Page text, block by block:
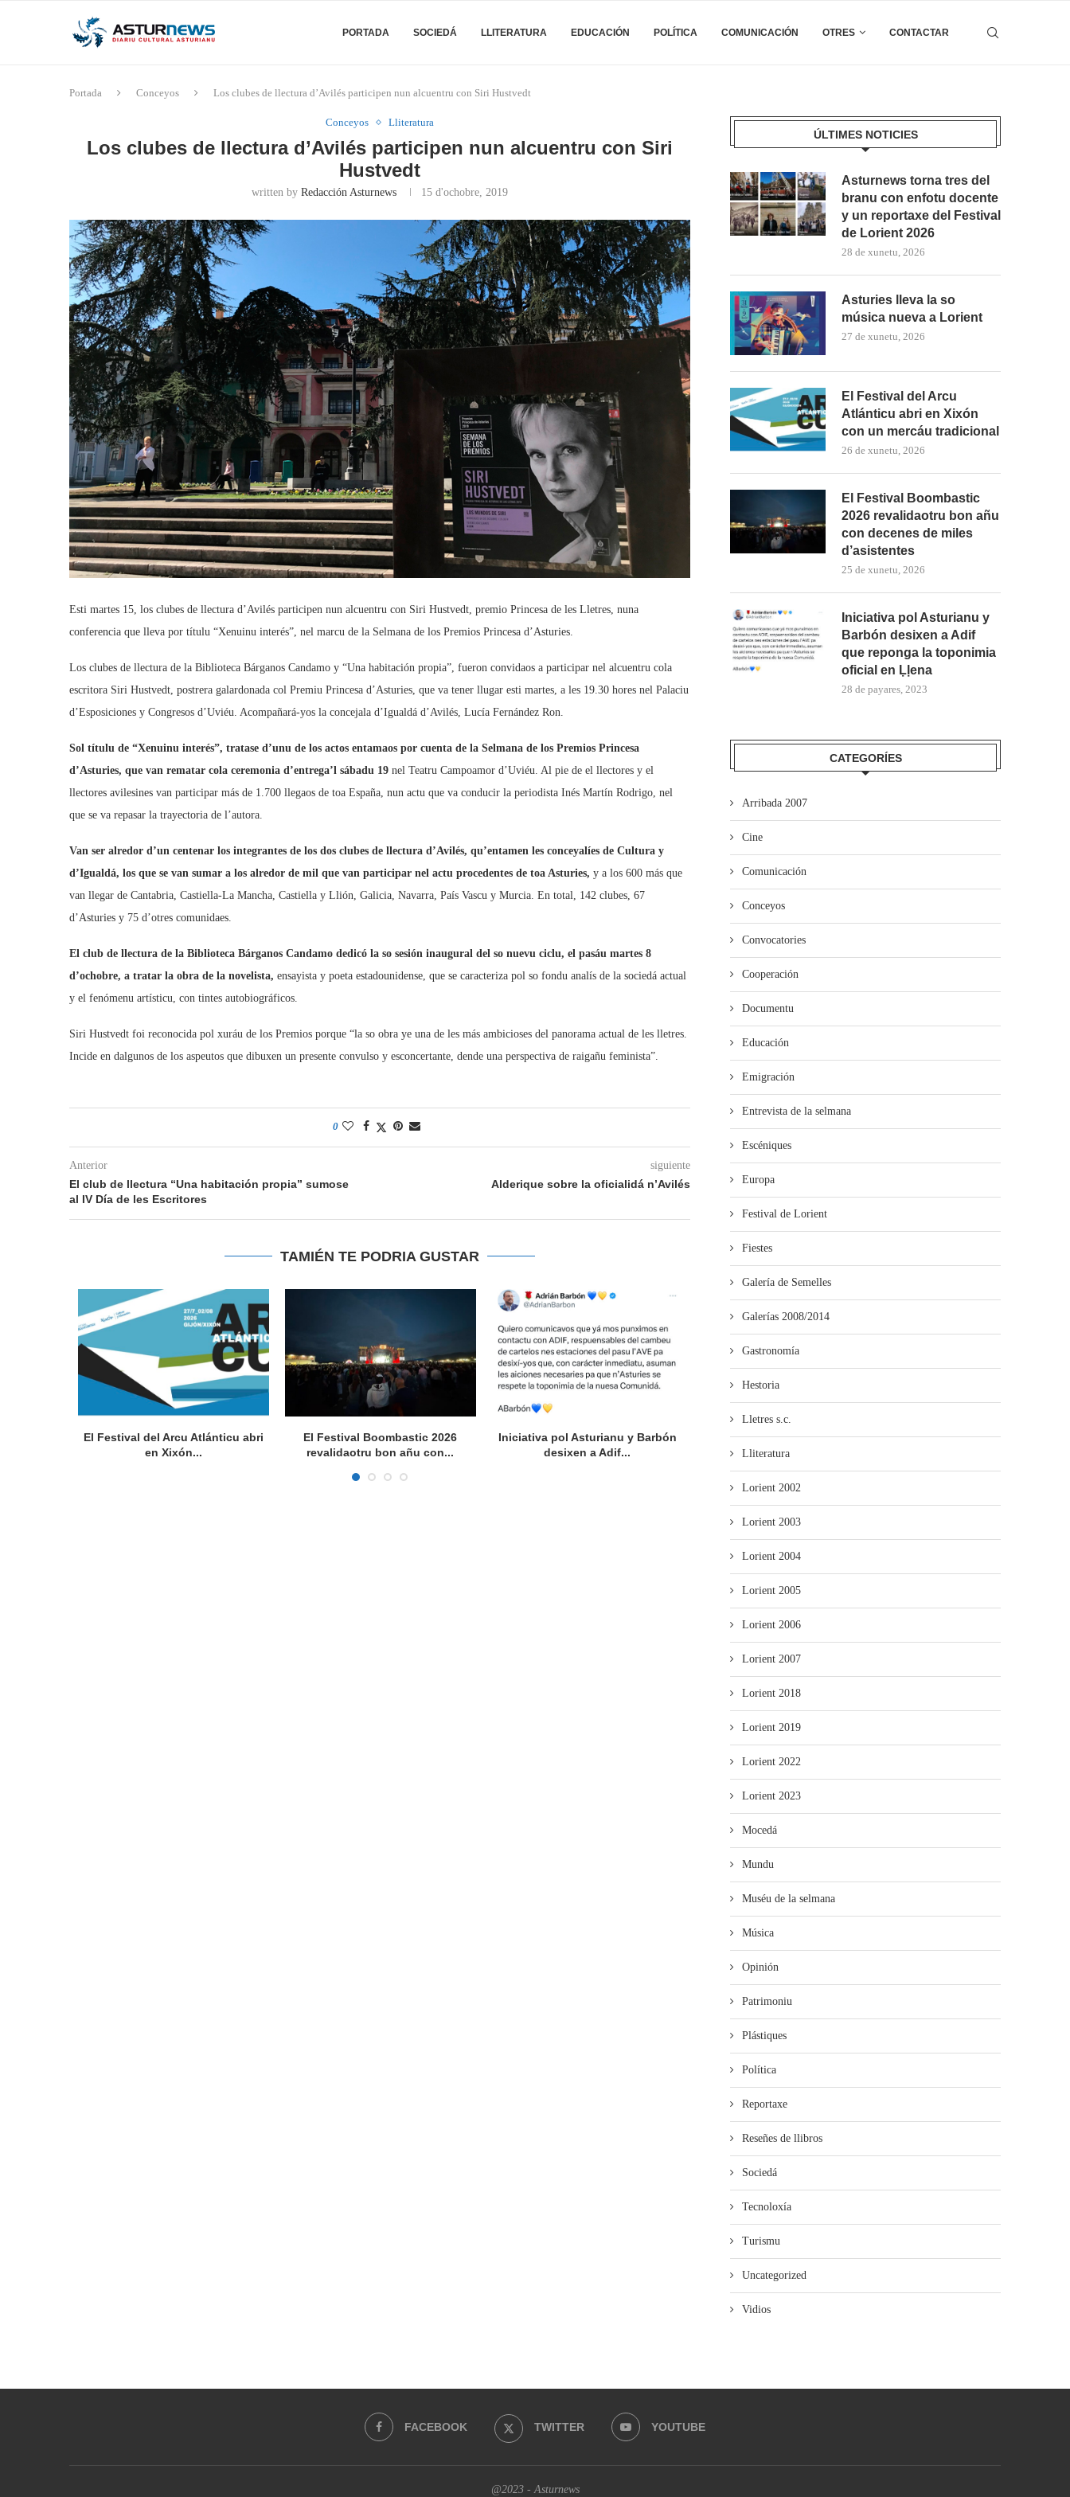
PORTADA SOCIEDÁ LLITERATURA EDUCACIÓN POLÍTICA COMUNICACIÓN OTRES CONTACTAR
Portada Conceyos Los clubes de llectura d’Avilés participen nun alcuentru con Siri Hustvedt
Conceyos Lliteratura
Los clubes de llectura d’Avilés participen nun alcuentru con Siri
Hustvedt
written by Redacción Asturnews 15 d'ochobre, 2019
Esti martes 15, los clubes de llectura d’Avilés participen nun alcuentru con Siri Hustvedt, premio Princesa de les Lletres, nuna
conferencia que lleva por títulu “Xenuinu interés”, nel marcu de la Selmana de los Premios Princesa d’Asturies.
Los clubes de llectura de la Biblioteca Bárganos Candamo y “Una habitación propia”, fueron convidaos a participar nel alcuentru cola
escritora Siri Hustvedt, postrera galardonada col Premiu Princesa d’Asturies, que va tener llugar esti martes, a les 19.30 hores nel Palaciu
d’Esposiciones y Congresos d’Uviéu. Acompañará-yos la concejala d’Igualdá d’Avilés, Lucía Fernández Ron.
Sol títulu de “Xenuinu interés”, tratase d’unu de los actos entamaos por cuenta de la Selmana de los Premios Princesa
d’Asturies, que van rematar cola ceremonia d’entrega’l sábadu 19 nel Teatru Campoamor d’Uviéu. Al pie de el llectores y el
llectores avilesines van participar más de 1.700 llegaos de toa España, nun actu que va conducir la periodista Inés Martín Rodrigo, nel
que se va repasar la trayectoria de l’autora.
Van ser alredor d’un centenar los integrantes de los dos clubes de llectura d’Avilés, qu’entamen les conceyalíes de Cultura y
d’Igualdá, los que se van sumar a los alredor de mil que van participar nel actu procedentes de toa Asturies, y a los 600 más que
van llegar de Cantabria, Castiella-La Mancha, Castiella y Llión, Galicia, Navarra, País Vascu y Murcia. En total, 142 clubes, 67
d’Asturies y 75 d’otres comunidaes.
El club de llectura de la Biblioteca Bárganos Candamo dedicó la so sesión inaugural del so nuevu ciclu, el pasáu martes 8
d’ochobre, a tratar la obra de la novelista, ensayista y poeta estadounidense, que se caracteriza pol so fondu analís de la sociedá actual
y el fenómenu artísticu, con tintes autobiográficos.
Siri Hustvedt foi reconocida pol xuráu de los Premios porque “la so obra ye una de les más ambicioses del panorama actual de les lletres.
Incide en dalgunos de los aspeutos que dibuxen un presente convulso y esconcertante, dende una perspectiva de raigañu feminista”.
0
Anterior
El club de llectura “Una habitación propia” sumose
al IV Día de les Escritores
siguiente
Alderique sobre la oficialidá n’Avilés
TAMIÉN TE PODRIA GUSTAR
El Festival del Arcu Atlánticu abri
en Xixón...
El Festival Boombastic 2026
revalidaotru bon añu con...
Iniciativa pol Asturianu y Barbón
desixen a Adif...
Payares acueye les XLI Xornaes
Internacionales d’Estudiu de...
L’Atles llingüísticu del
ÚLTIMES NOTICIES
Asturnews torna tres del
branu con enfotu docente
y un reportaxe del Festival
de Lorient 2026
28 de xunetu, 2026
Asturies lleva la so
música nueva a Lorient
27 de xunetu, 2026
El Festival del Arcu
Atlánticu abri en Xixón
con un mercáu tradicional
26 de xunetu, 2026
El Festival Boombastic
2026 revalidaotru bon añu
con decenes de miles
d’asistentes
25 de xunetu, 2026
Iniciativa pol Asturianu y
Barbón desixen a Adif
que reponga la toponimia
oficial en Ḷḷena
28 de payares, 2023
CATEGORÍES
Arribada 2007
Cine
Comunicación
Conceyos
Convocatories
Cooperación
Documentu
Educación
Emigración
Entrevista de la selmana
Escéniques
Europa
Festival de Lorient
Fiestes
Galería de Semelles
Galerías 2008/2014
Gastronomía
Hestoria
Lletres s.c.
Lliteratura
Lorient 2002
Lorient 2003
Lorient 2004
Lorient 2005
Lorient 2006
Lorient 2007
Lorient 2018
Lorient 2019
Lorient 2022
Lorient 2023
Mocedá
Mundu
Muséu de la selmana
Música
Opinión
Patrimoniu
Plástiques
Política
Reportaxe
Reseñes de llibros
Sociedá
Tecnoloxía
Turismu
Uncategorized
Vidios
FACEBOOK TWITTER YOUTUBE
@2023 - Asturnews